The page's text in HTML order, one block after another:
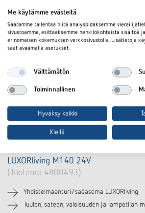
LUXORliving M140 24V
(Tuotenro 4800493)
Yhdistelmäanturi/sääasema LUXORliving
Tuulen, sateen, valoisuuden ja lämpötilan
Me käytämme evästeitä
Saatamme tallentaa niitä analysoidaksemme
sivustoamme, esittääksemme henkilökohtaista sisältöä
erinomaisen kokemuksen verkkosivustolla. Lisätietoja
saat avaamalla asetukset.
Välttämätön
Toiminnallinen
Hyväksy kaikki
Kiellä